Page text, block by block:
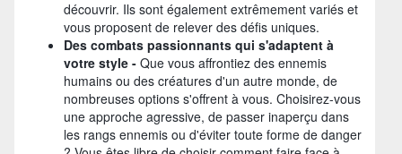
découvrir. Ils sont également extrêmement variés et
vous proposent de relever des défis uniques.
Des combats passionnants qui s'adaptent à
votre style - Que vous affrontiez des ennemis
humains ou des créatures d'un autre monde, de
nombreuses options s'offrent à vous. Choisirez-vous
une approche agressive, de passer inaperçu dans
les rangs ennemis ou d'éviter toute forme de danger